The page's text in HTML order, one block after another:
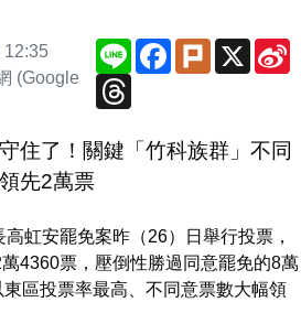
12:35
(Google
Line Facebook
Plurk X
住了！關鍵「竹科族群」不同
先2萬票
高虹安罷免案昨（26）日舉行投票，
4360票，壓倒性勝過同意罷免的8萬
區投票率最高、不同意票數大幅領